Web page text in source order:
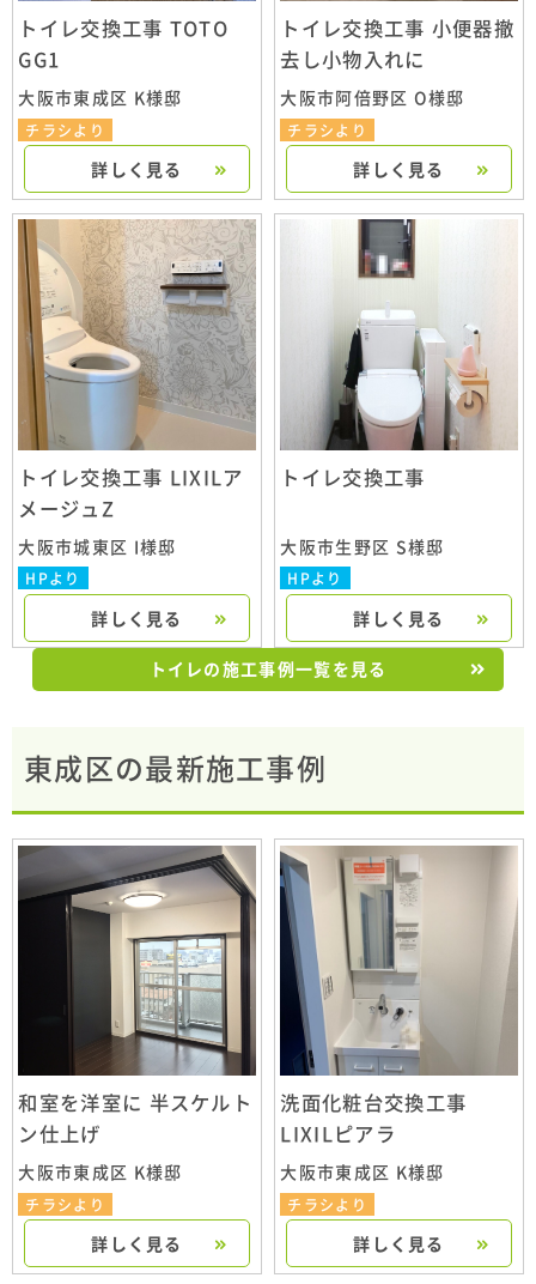
トイレ交換工事 TOTO
GG1
大阪市東成区 K様邸
チラシより
詳しく見る
トイレ交換工事 小便器撤
去し小物入れに
大阪市阿倍野区 O様邸
チラシより
詳しく見る
トイレ交換工事 LIXILア
メージュZ
大阪市城東区 I様邸
HPより
詳しく見る
トイレ交換工事
大阪市生野区 S様邸
HPより
詳しく見る
トイレの施工事例一覧を見る
東成区の最新施工事例
和室を洋室に 半スケルト
ン仕上げ
大阪市東成区 K様邸
チラシより
詳しく見る
洗面化粧台交換工事
LIXILピアラ
大阪市東成区 K様邸
チラシより
詳しく見る